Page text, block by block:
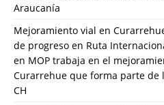
Araucanía
Mejoramiento vial en
de progreso en Ruta
en MOP trabaja en el
Curarrehue que forma parte de
CH